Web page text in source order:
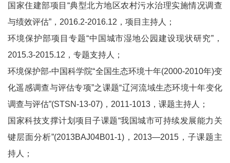
国家住建部项目“典型北方地区农村污水治理实施情况调查
与绩效评估”，2016.2-2016.12，项目主持人；
环境保护部项目专题“中国城市湿地公园建设现状研究”，
2015.3-2015.12，专题支持人；
环境保护部-中国科学院“全国生态环境十年(2000-2010年)变
化遥感调查与评估专项”之课题“辽河流域生态环境十年变化
调查与评估”(STSN-13-07)，2011-1013，课题主持人；
国家科技支撑计划项目子课题“我国城市可持续发展能力关
键层面分析”(2013BAJ04B01-1)，2013—2015，子课题主
持人；